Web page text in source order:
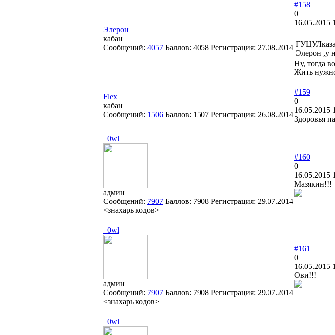
Элерон
кабан
Сообщений: 4057 Баллов: 4058 Регистрация: 27.08.2014
#158
0
16.05.2015
Элерон ,у
Ну, тогда
Жить
Flex
кабан
Сообщений: 1506 Баллов: 1507 Регистрация: 26.08.2014
#159
0
16.05.2015
Здоровья
_0wl
админ
Сообщений: 7907 Баллов: 7908 Регистрация: 29.07.2014
<знахарь кодов>
#160
0
16.05.2015
Мазякин!!!
_0wl
админ
Сообщений: 7907 Баллов: 7908 Регистрация: 29.07.2014
<знахарь кодов>
#161
0
16.05.2015
Ови!!!
_0wl